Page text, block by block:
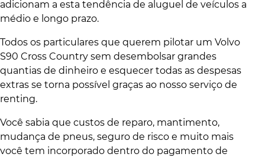
adicionam a esta tendência de aluguel de veículos a
médio e longo prazo.
Todos os particulares que querem pilotar um Volvo
S90 Cross Country sem desembolsar grandes
quantias de dinheiro e esquecer todas as despesas
extras se torna possível graças ao nosso serviço de
renting.
Você sabia que custos de reparo, mantimento,
mudança de pneus, seguro de risco e muito mais
você tem incorporado dentro do pagamento de